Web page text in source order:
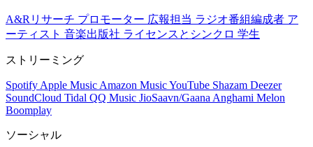
A&Rリサーチ プロモーター 広報担当 ラジオ番組編成者 ア
ーティスト 音楽出版社 ライセンスとシンクロ 学生
ストリーミング
Spotify Apple Music Amazon MusicYouTube Shazam Deezer
SoundCloud Tidal QQ Music JioSaavn/Gaana Anghami Melon
Boomplay
ソーシャル